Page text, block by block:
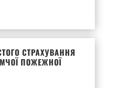
СТРАХУВАННЯ
ПОЖЕЖНОЇ